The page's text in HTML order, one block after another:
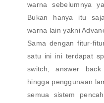
warna sebelumnya
Bukan hanya itu
warna lain yakni
Sama dengan fitur-
satu ini ini terdapat
switch, answer
hingga penggunaan
semua sistem